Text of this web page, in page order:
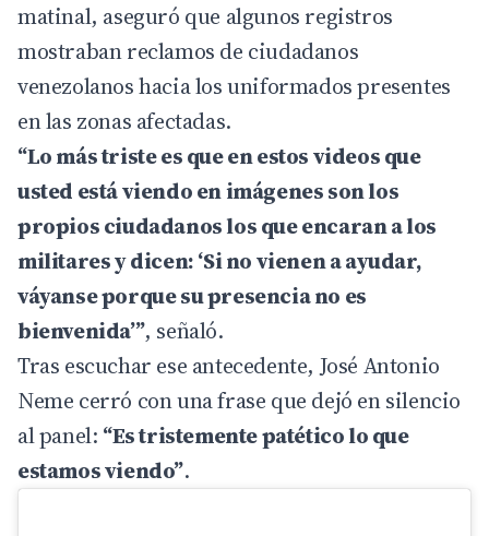
matinal, aseguró que algunos registros
mostraban reclamos de ciudadanos
venezolanos hacia los uniformados presentes
en las zonas afectadas.
“Lo más triste es que en estos videos que
usted está viendo en imágenes son los
propios ciudadanos los que encaran a los
militares y dicen: ‘Si no vienen a ayudar,
váyanse porque su presencia no es
bienvenida’”, señaló.
Tras escuchar ese antecedente, José Antonio
Neme cerró con una frase que dejó en silencio
al panel: “Es tristemente patético lo que
estamos viendo”.